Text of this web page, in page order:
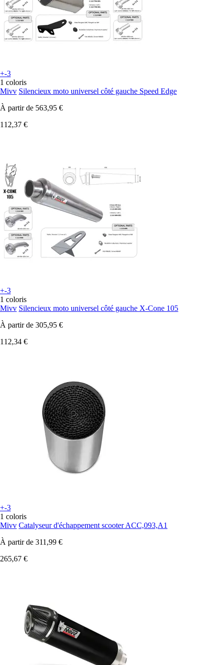
+-3
1 coloris
Mivv Silencieux moto universel côté gauche Speed Edge
À partir de 563,95 €
112,37 €
+-3
1 coloris
Mivv Silencieux moto universel côté gauche X-Cone 105
À partir de 305,95 €
112,34 €
+-3
1 coloris
Mivv Catalyseur d'échappement scooter ACC,093,A1
À partir de 311,99 €
265,67 €